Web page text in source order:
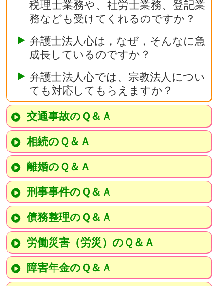
税理士業務や、社労士業務、登記業
務なども受けてくれるのですか？
弁護士法人心は，なぜ，そんなに急
成長しているのですか？
弁護士法人心では、宗教法人につい
ても対応してもらえますか？
交通事故のＱ＆Ａ
相続のＱ＆Ａ
離婚のＱ＆Ａ
刑事事件のＱ＆Ａ
債務整理のＱ＆Ａ
労働災害（労災）のＱ＆Ａ
障害年金のＱ＆Ａ